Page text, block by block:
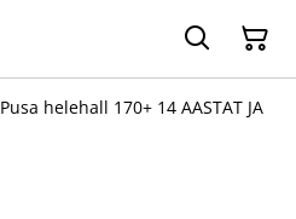
Pusa helehall 170+ 14 AASTAT JA